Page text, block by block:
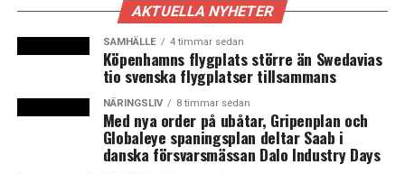
– Jag tycker att det är ganska tydligt att det som
svenska befolkningen är bekymrade för är snarare
attityderna till flyktingar och invandrare, än bekymrad
för flyktingar och invandrarna i sig själva, säger Marie
Demker till Sveriges Radio. (News Øresund)
AKTUELLA NYHETER
SAMHÄLLE 4 timmar sedan
Köpenhamns flygplats större än Swedavias
tio svenska flygplatser tillsammans
NÄRINGSLIV 8 timmar sedan
Med nya order på ubåtar, Gripenplan och
Globaleye spaningsplan deltar Saab i
danska försvarsmässan Dalo Industry Days